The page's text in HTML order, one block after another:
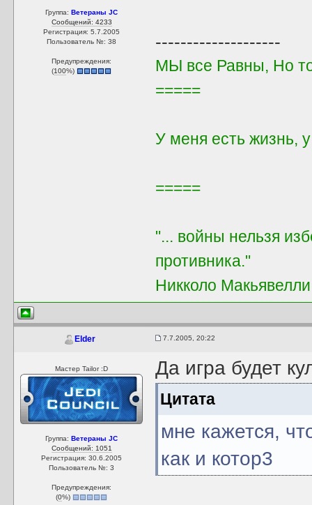
Группа:Ветераны JC
Сообщений: 4233
Регистрация: 5.7.2005
Пользователь №: 38
Предупреждения:
(100%)
--------------------
МЫ все Равны, Но
=====
У меня есть жизнь,
=====
"... войны нельзя
противника."
Никколо Макьявелли
Elder 7.7.2005, 20:22
Мастер Tailor :D
Группа:Ветераны JC
Сообщений: 1051
Регистрация: 30.6.2005
Пользователь №: 3
Предупреждения:
(0%)
Да игра будет
Цитата
мне кажется,
как и котор3